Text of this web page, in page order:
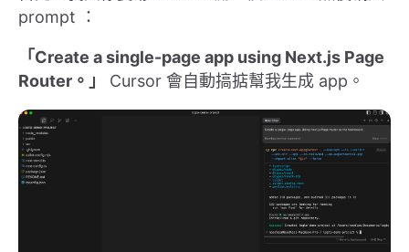
prompt ：
「Create a single-page app using Next.js Page
Router。」
Cursor 會自動搞掂幫我生成 app。